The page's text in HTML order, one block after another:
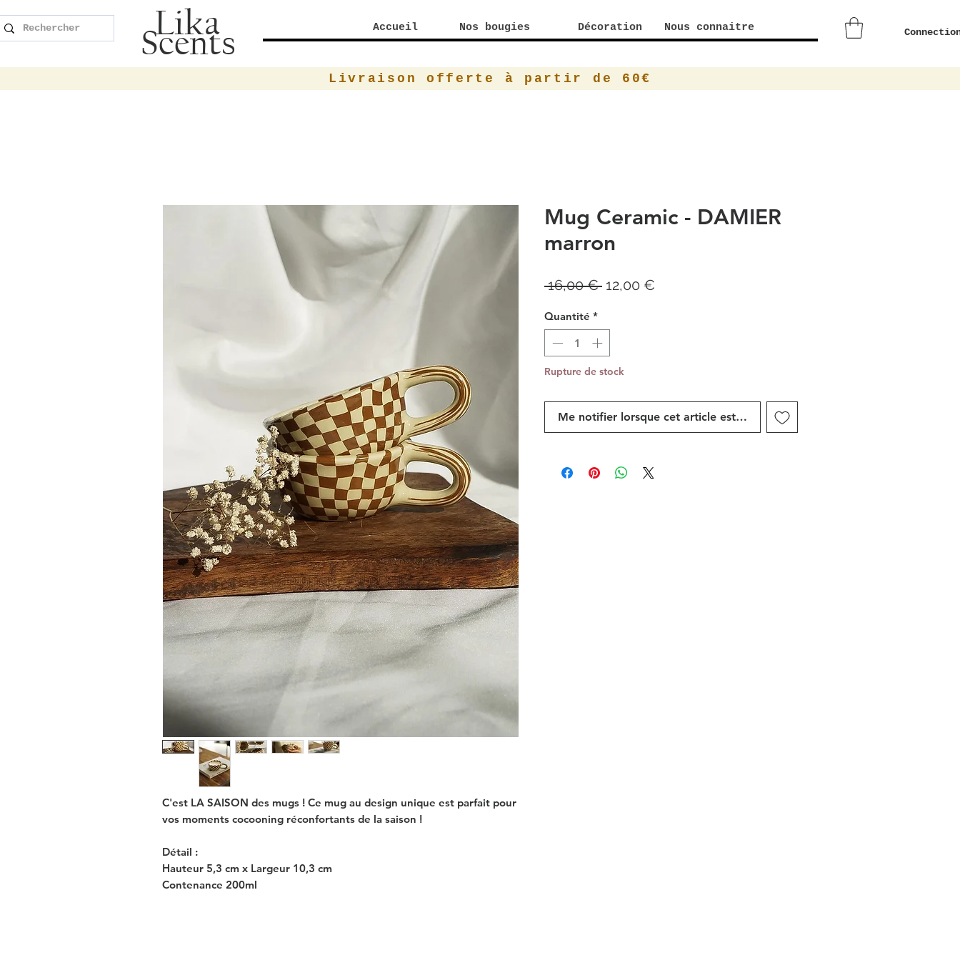
Lika
Scents Accueil Nos bougies Décoration Nous connaitre
Livraison offerte à partir de 60€
C'est LA SAISON des mugs ! Ce mug au design unique est parfait pour
vos moments cocooning réconfortants de la saison !
Détail :
Hauteur 5,3 cm x Largeur 10,3 cm
Contenance 200ml
Mug Ceramic - DAMIER
marron
16,00 € Prix
12,00 €
Quantité *
Rupture de stock
Me notifier lorsque cet article est disponible